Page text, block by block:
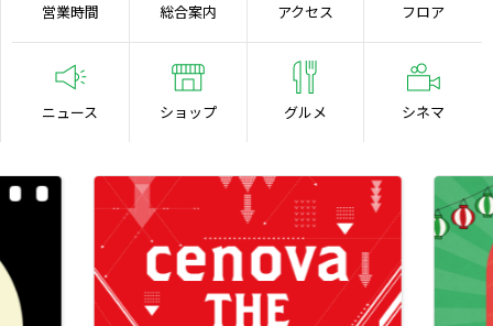
営業時間 総合案内 アクセス フロア
ニュース ショップ グルメ シネマ